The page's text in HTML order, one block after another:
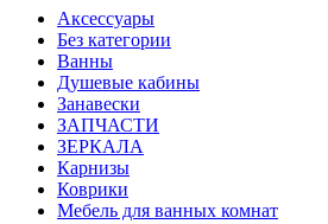
Аксессуары
Без категории
Ванны
Душевые кабины
Занавески
ЗАПЧАСТИ
ЗЕРКАЛА
Карнизы
Коврики
Мебель для ванных комнат